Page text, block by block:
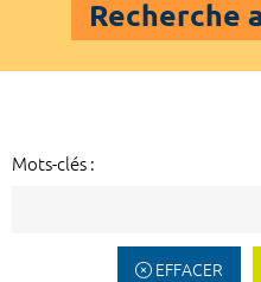
Recherche
Mots-clés :
EFFACER